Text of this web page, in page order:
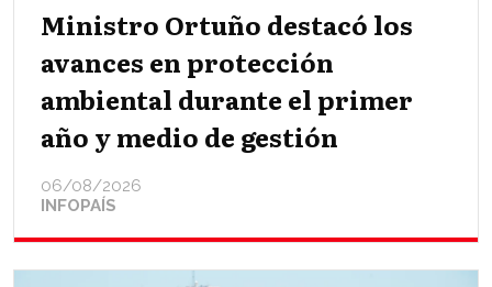
Ministro Ortuño destacó los
avances en protección
ambiental durante el primer
año y medio de gestión
INFOPAÍS
06/08/2026